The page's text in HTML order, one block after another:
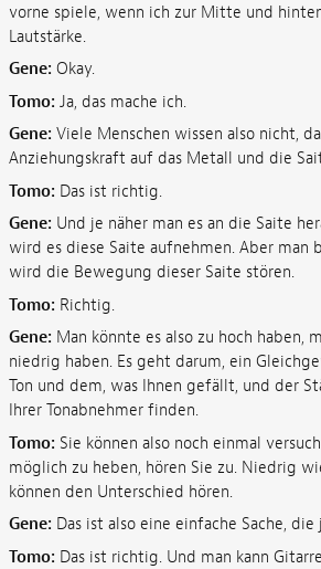
vorne spiele, wenn ich zur Mitte und
Lautstärke.
Gene: Okay.
Tomo: Ja, das mache ich.
Gene: Viele Menschen wissen also nicht,
Anziehungskraft auf das Metall und die
Tomo: Das ist richtig.
Gene: Und je näher man es an die Saite
wird es diese Saite aufnehmen. Aber man
wird die Bewegung dieser Saite stören.
Tomo: Richtig.
Gene: Man könnte es also zu hoch haben,
niedrig haben. Es geht darum, ein
Ton und dem, was Ihnen gefällt, und der
Ihrer Tonabnehmer finden.
Tomo: Sie können also noch einmal
möglich zu heben, hören Sie zu. Niedrig
können den Unterschied hören.
Gene: Das ist also eine einfache Sache,
Tomo: Das ist richtig. Und man kann